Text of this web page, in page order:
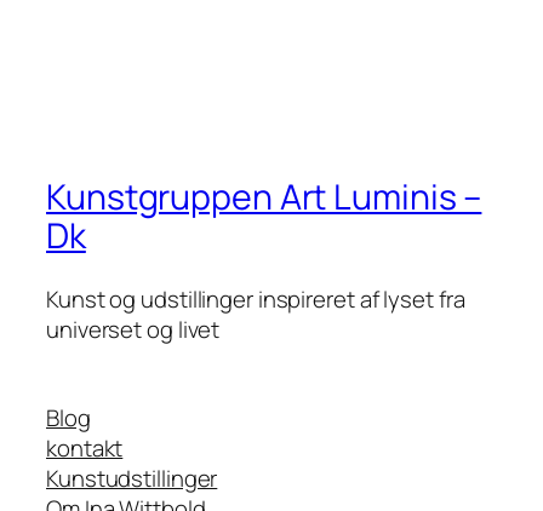
Kunstgruppen Art Luminis –
Dk
Kunst og udstillinger inspireret af lyset fra
universet og livet
Blog
kontakt
Kunstudstillinger